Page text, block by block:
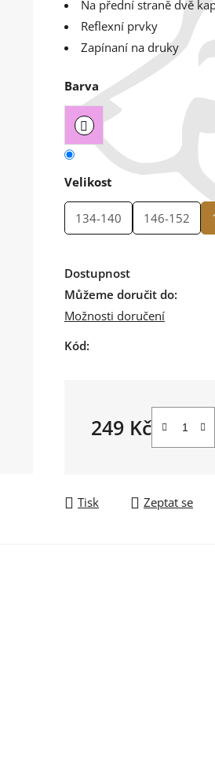
Na přední straně dvě
Reflexní prvky
Zapínaní na druky
Barva
Velikost
134-140 146-152
Dostupnost
Můžeme doručit do:
Možnosti doručení
Kód:
249 Kč
Měrná cena:
Tisk Zeptat se